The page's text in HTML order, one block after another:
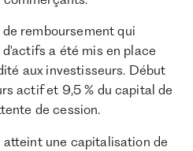
remboursement qui
a été mis en place
aux investisseurs. Début
actif et 9,5 % du capital de
de cession.
atteint une capitalisation de